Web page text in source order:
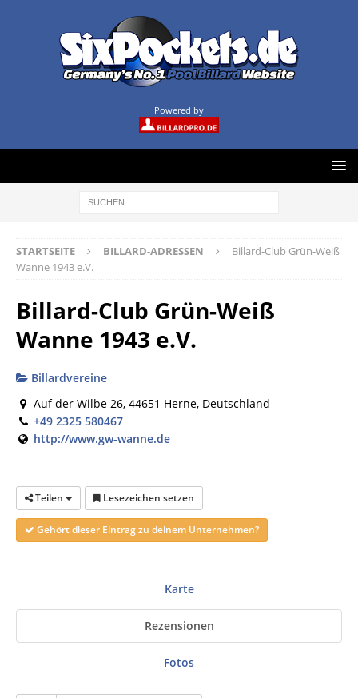
Powered by
STARTSEITE BILLARD-ADRESSEN
Billard-Club Grün-Weiß
Wanne 1943 e.V.
Billard-Club Grün-Weiß
Wanne 1943 e.V.
Billardvereine
Auf der Wilbe 26, 44651 Herne, Deutschland
+49 2325 580467
http://www.gw-wanne.de
Teilen Lesezeichen setzen
Gehört dieser Eintrag zu deinem Unternehmen?
Karte
Rezensionen
Fotos